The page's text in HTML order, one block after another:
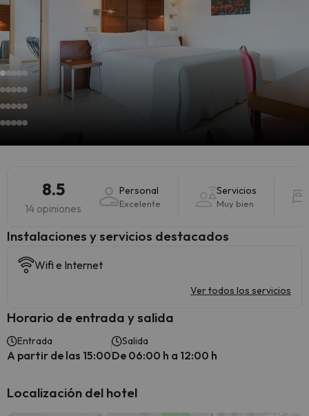
8.5
14 opiniones
Personal
Excelente
Servicios
Muy bien
Instalaciones y servicios destacados
Wifi e Internet
Ver todos los servicios
Horario de entrada y salida
Entrada
A partir de las 15:00
Salida
De 06:00 h a 12:00 h
Localización del hotel